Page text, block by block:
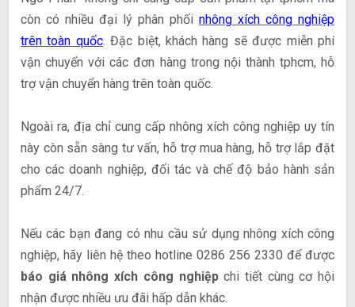
còn có nhiều đại lý phân phối nhông xích công nghiệp
trên toàn quốc. Đặc biệt, khách hàng sẽ được miễn phí
vận chuyển với các đơn hàng trong nội thành tphcm, hỗ
trợ vận chuyển hàng trên toàn quốc.
Ngoài ra, địa chỉ cung cấp nhông xích công nghiệp uy tín
này còn sẵn sàng tư vấn, hỗ trợ mua hàng, hỗ trợ lắp đặt
cho các doanh nghiệp, đối tác và chế độ bảo hành sản
phẩm 24/7.
Nếu các bạn đang có nhu cầu sử dụng nhông xích công
nghiệp, hãy liên hệ theo hotline 0286 256 2330 để được
báo giá nhông xích công nghiệpchi tiết cùng cơ hội
nhận được nhiều ưu đãi hấp dẫn khác.